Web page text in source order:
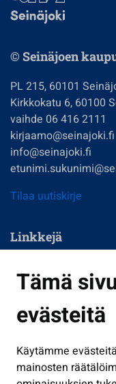
Tämä
evästeitä
Käytämme
mainosten
© Seinäjoen
PL 215, 60101
Kirkkokatu 6, 60100
vaihde 06 416 2111
kirjaamo@seinajoki.fi
info@seinajoki.fi
Tilaa uutiskirje
Linkkejä
Kasvatus ja opetus
Kulttuuri ja liikunta
Työ ja yrittäminen